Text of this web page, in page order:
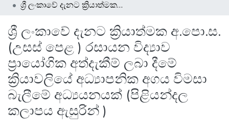
ශ්‍රී ලංකාවේ දැනට ක්‍රියාත්මක අ.පො.ස. (උසස් පෙළ ) රසායන විද්‍යාව ප්‍රායෝගික අත්දැකීම් ලබා දීමේ ක්‍රියාවලියේ අධ්‍යාපනික අගය විමසා බැලීමේ අධ්‍යයනයක් (පිළියන්දල කලාපය ඇසුරින් )
ශ්‍රී ලංකාවේ දැනට ක්‍රියාත්මක අ.පො.ස.
(උසස් පෙළ ) රසායන විද්‍යාව
ප්‍රායෝගික අත්දැකීම් ලබා දීමේ
ක්‍රියාවලියේ අධ්‍යාපනික අගය විමසා
බැලීමේ අධ්‍යයනයක් (පිළියන්දල
කලාපය ඇසුරින් )